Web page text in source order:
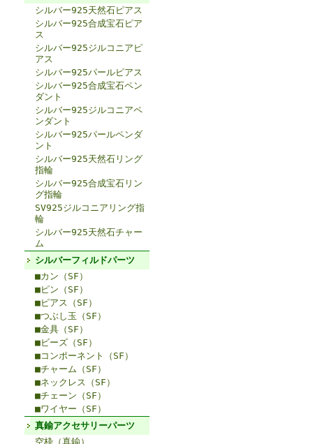
シルバー925天然石ピアス
シルバー925合成宝石ピア
ス
シルバー925ジルコニアピ
アス
シルバー925パールピアス
シルバー925合成宝石ペン
ダント
シルバー925ジルコニアペ
ンダント
シルバー925パールペンダ
ント
シルバー925天然石リング
指輪
シルバー925合成宝石リン
グ指輪
SV925ジルコニアリング指
輪
シルバー925天然石チャー
ム
シルバーフィルドパーツ
■カン（SF）
■ピン（SF）
■ピアス（SF）
■つぶし玉（SF）
■金具（SF）
■ビーズ（SF）
■コンポーネント（SF）
■チャーム（SF）
■ネックレス（SF）
■チェーン（SF）
■ワイヤー（SF）
真鍮アクセサリーパーツ
空枠（真鍮）